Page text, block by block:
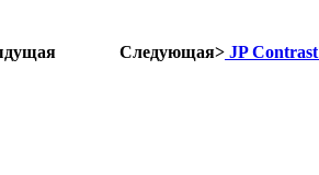
Следующая> JP